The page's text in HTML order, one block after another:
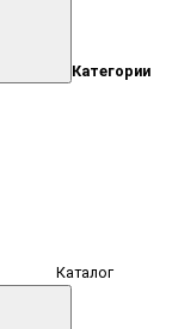
Категории
Каталог